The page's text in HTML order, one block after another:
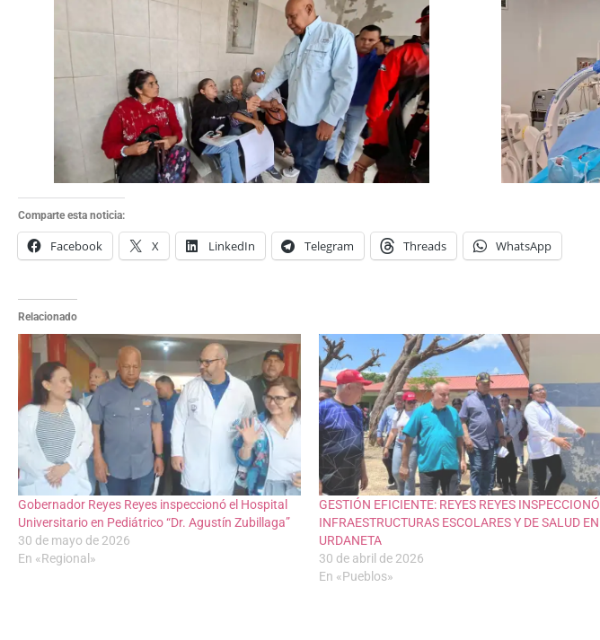
Comparte esta noticia:
Facebook X LinkedIn Telegram Threads WhatsApp
Relacionado
Gobernador Reyes Reyes inspeccionó el Hospital
Universitario en Pediátrico “Dr. Agustín Zubillaga”
30 de mayo de 2026
En «Regional»
GESTIÓN EFICIENTE: REYES REYES INSPECCIONÓ
INFRAESTRUCTURAS ESCOLARES Y DE SALUD EN
URDANETA
30 de abril de 2026
En «Pueblos»